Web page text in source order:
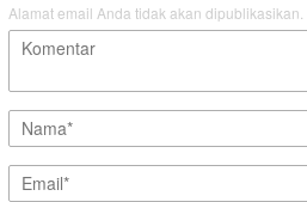
Alamat email Anda tidak akan dipublikasikan.